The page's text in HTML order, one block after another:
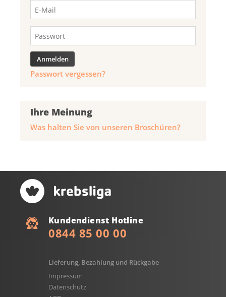
Passwort vergessen?
Ihre Meinung
Was halten Sie von unseren Broschüren?
Kundendienst Hotline
0844 85 00 00
Lieferung, Bezahlung und Rückgabe
Impressum
Datenschutz